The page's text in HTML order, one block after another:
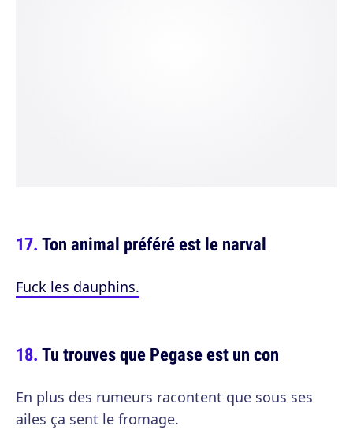
Ton animal préféré est le narval
Fuck les dauphins.
Tu trouves que Pegase est un con
En plus des rumeurs racontent que sous ses
ailes ça sent le fromage.